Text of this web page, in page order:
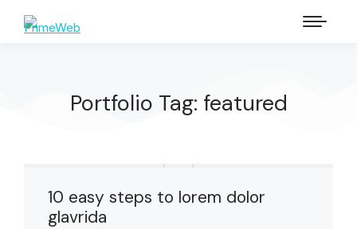
Portfolio Tag: featured
10 easy steps to lorem dolor
glavrida